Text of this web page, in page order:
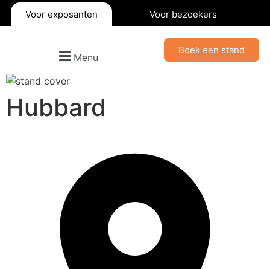
Voor exposanten Voor bezoekers
Menu
Boek een stand
Hubbard